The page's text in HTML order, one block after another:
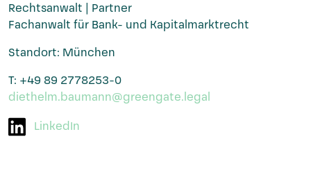
Rechtsanwalt | Partner
Fachanwalt für Bank- und Kapitalmarktrecht
Standort: München
T: +49 89 2778253-0
diethelm.baumann@greengate.legal
LinkedIn